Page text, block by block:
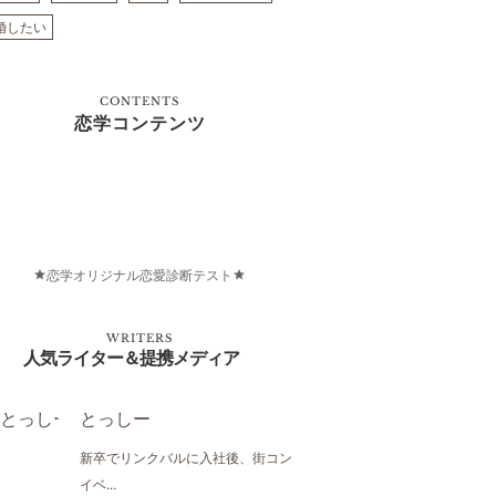
したい
CONTENTS
恋学コンテンツ
恋学オリジナル恋愛診断テスト
WRITERS
人気ライター＆提携メディア
とっしー
新卒でリンクバルに入社後、街コン
イベ...